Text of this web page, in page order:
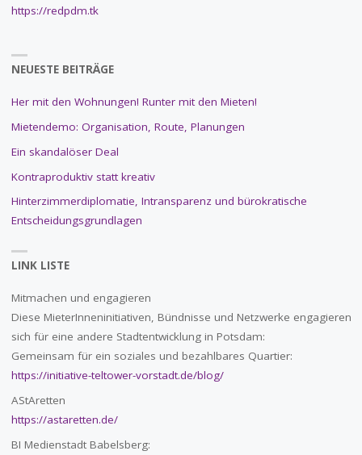
https://redpdm.tk
NEUESTE BEITRÄGE
Her mit den Wohnungen! Runter mit den Mieten!
Mietendemo: Organisation, Route, Planungen
Ein skandalöser Deal
Kontraproduktiv statt kreativ
Hinterzimmerdiplomatie, Intransparenz und bürokratische
Entscheidungsgrundlagen
LINK LISTE
Mitmachen und engagieren
Diese MieterInneninitiativen, Bündnisse und Netzwerke engagieren
sich für eine andere Stadtentwicklung in Potsdam:
Gemeinsam für ein soziales und bezahlbares Quartier:
https://initiative-teltower-vorstadt.de/blog/
AStAretten
https://astaretten.de/
BI Medienstadt Babelsberg: